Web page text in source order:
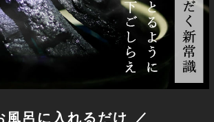
風呂に入れるだけ ／